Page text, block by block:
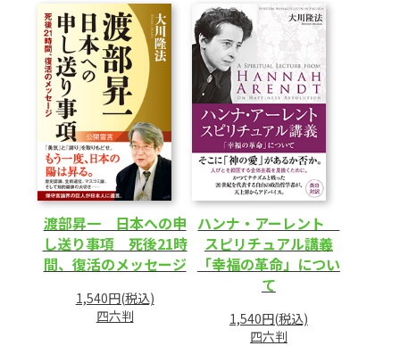
渡部昇一 日本への申
し送り事項 死後21時
間、復活のメッセージ
1,540円(税込)
四六判
ハンナ・アーレント
スピリチュアル講義
「幸福の革命」につい
て
1,540円(税込)
四六判